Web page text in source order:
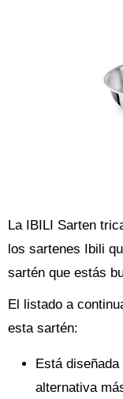
La IBILI Sarten
los sartenes Ibili
sartén que estás
El listado a
esta sartén:
Está
alternativa